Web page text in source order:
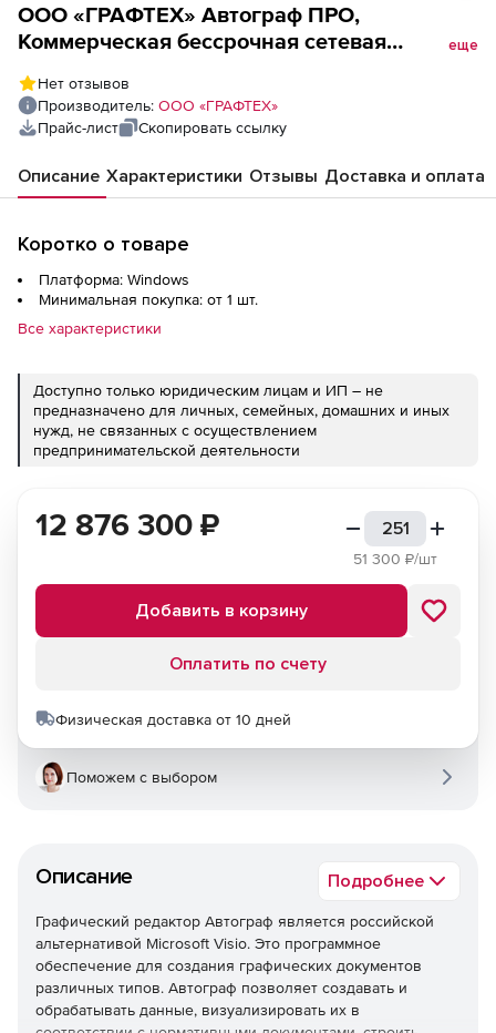
ООО «ГРАФТЕХ» Автограф ПРО,
Коммерческая бессрочная сетевая
еще
Нет отзывов
Производитель: ООО «ГРАФТЕХ»
Прайс-лист
Скопировать ссылку
Описание Характеристики Отзывы Доставка и оплата
Коротко о товаре
Платформа: Windows
Минимальная покупка: от 1 шт.
Все характеристики
Доступно только юридическим лицам и ИП – не
предназначено для личных, семейных, домашних и иных
нужд, не связанных с осуществлением
предпринимательской деятельности
Описание Подробнее
Графический редактор Автограф является российской
альтернативой Microsoft Visio. Это программное
обеспечение для создания графических документов
различных типов. Автограф позволяет создавать и
обрабатывать данные, визуализировать их в
12 876 300 ₽
51 300 ₽/шт
Добавить в корзину
Оплатить по счету
Физическая доставка от 10 дней
Поможем с выбором